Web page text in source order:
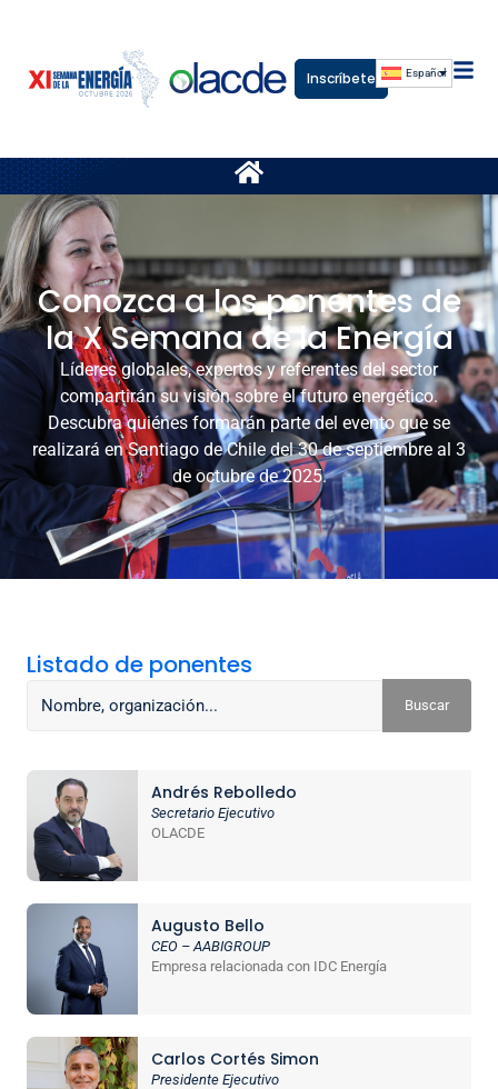
Inscríbete Español
Conozca a los ponentes de
la X Semana de la Energía
Líderes globales, expertos y referentes del sector
compartirán su visión sobre el futuro energético.
Descubra quiénes formarán parte del evento que se
realizará en Santiago de Chile del 30 de septiembre al 3
de octubre de 2025.
Listado de ponentes
Buscar
Andrés Rebolledo
Secretario Ejecutivo
OLACDE
Augusto Bello
CEO – AABIGROUP
Empresa relacionada con IDC Energía
Carlos Cortés Simon
Presidente Ejecutivo